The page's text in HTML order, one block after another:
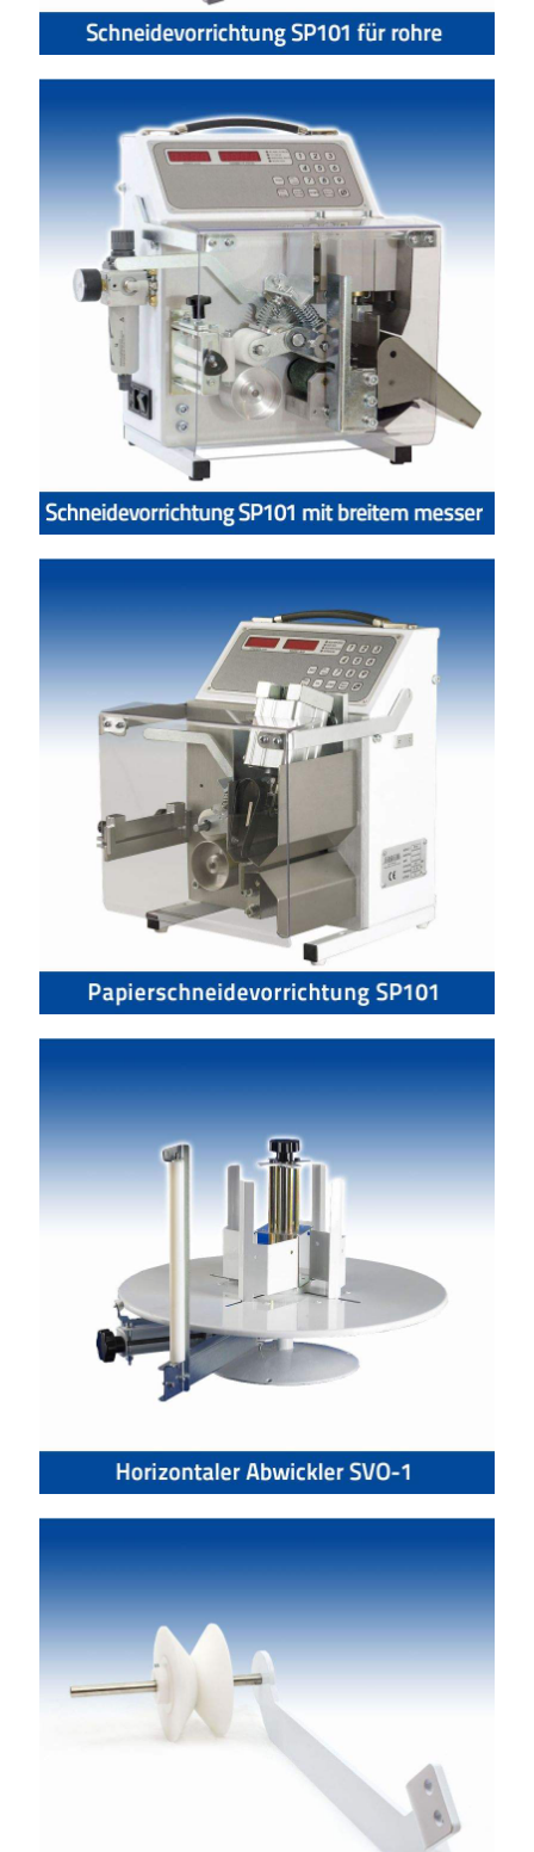
Schneidevorrichtung SP101 mit breitem
messer
Papierschneidevorrichtung SP101
Horizontaler Abwickler SVO-1
Vertikaler Abwickler SVV-1